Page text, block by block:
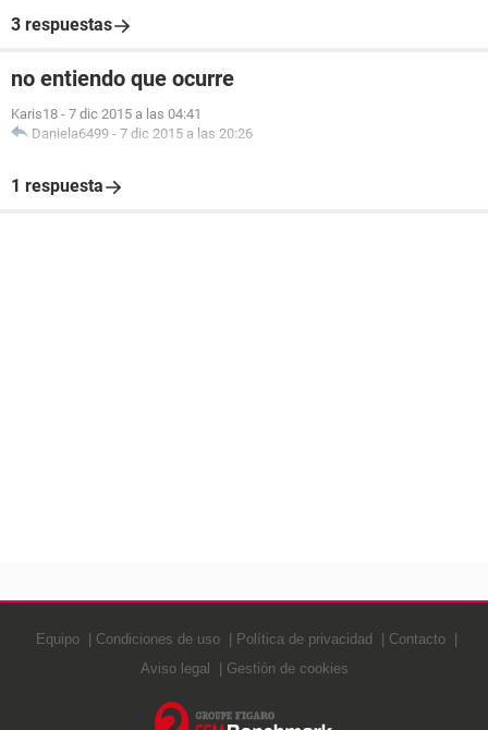
3 respuestas
no entiendo que ocurre
Karis18 - 7 dic 2015 a las 04:41
Daniela6499 - 7 dic 2015 a las 20:26
1 respuesta
Equipo Condiciones de uso Política de privacidad
Contacto
Aviso legal
Gestión de cookies